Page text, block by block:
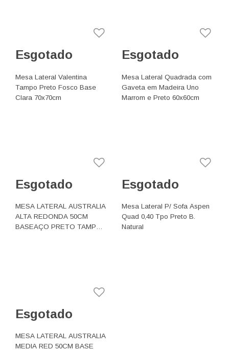
Esgotado
Mesa Lateral Valentina
Tampo Preto Fosco Base
Clara 70x70cm
Esgotado
Mesa Lateral Quadrada com
Gaveta em Madeira Uno
Marrom e Preto 60x60cm
Esgotado
MESA LATERAL AUSTRALIA
ALTA REDONDA 50CM
BASEAÇO PRETO TAMPO
Esgotado
Mesa Lateral P/ Sofa Aspen
Quad 0,40 Tpo Preto B.
Natural
Esgotado
MESA LATERAL AUSTRALIA
MEDIA RED 50CM BASE